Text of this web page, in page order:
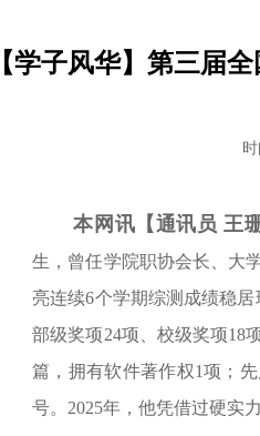
【学子风华】第三届
本网讯【通讯员 王
生，曾任学院职协会长、大
亮连续6个学期综测成绩稳
部级奖项24项、校级奖项18
篇，拥有软件著作权1项；
号。2025年，他凭借过硬实